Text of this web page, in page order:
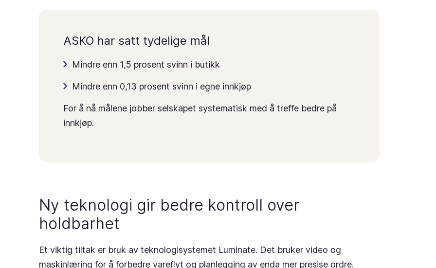
ASKO har satt tydelige mål
Mindre enn 1,5 prosent svinn i butikk
Mindre enn 0,13 prosent svinn i egne innkjøp
For å nå målene jobber selskapet systematisk med å treffe bedre på
innkjøp.
Ny teknologi gir bedre kontroll over
holdbarhet
Et viktig tiltak er bruk av teknologisystemet Luminate. Det bruker video og
maskinlæring for å forbedre vareflyt og planlegging av enda mer presise ordre.